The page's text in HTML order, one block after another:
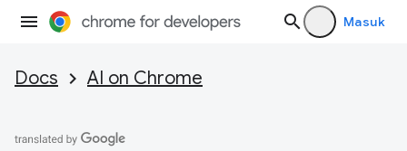
Masuk
Docs AI on Chrome